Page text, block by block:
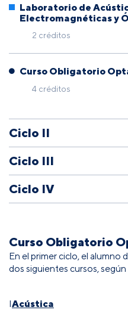
Laboratorio de
Electromagnéticas y
2 créditos
Curso Obligatorio
4 créditos
Ciclo II
Ciclo III
Ciclo IV
Curso Obligatorio
En el primer ciclo, el alumno
dos siguientes cursos,
IAcústica